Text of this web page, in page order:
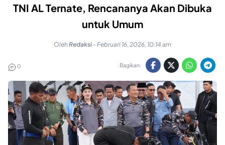
TNI AL Ternate, Rencananya Akan Dibuka
untuk Umum
OlehRedaksi - Februari 16, 2026, 10:14 am
0 Bagikan: